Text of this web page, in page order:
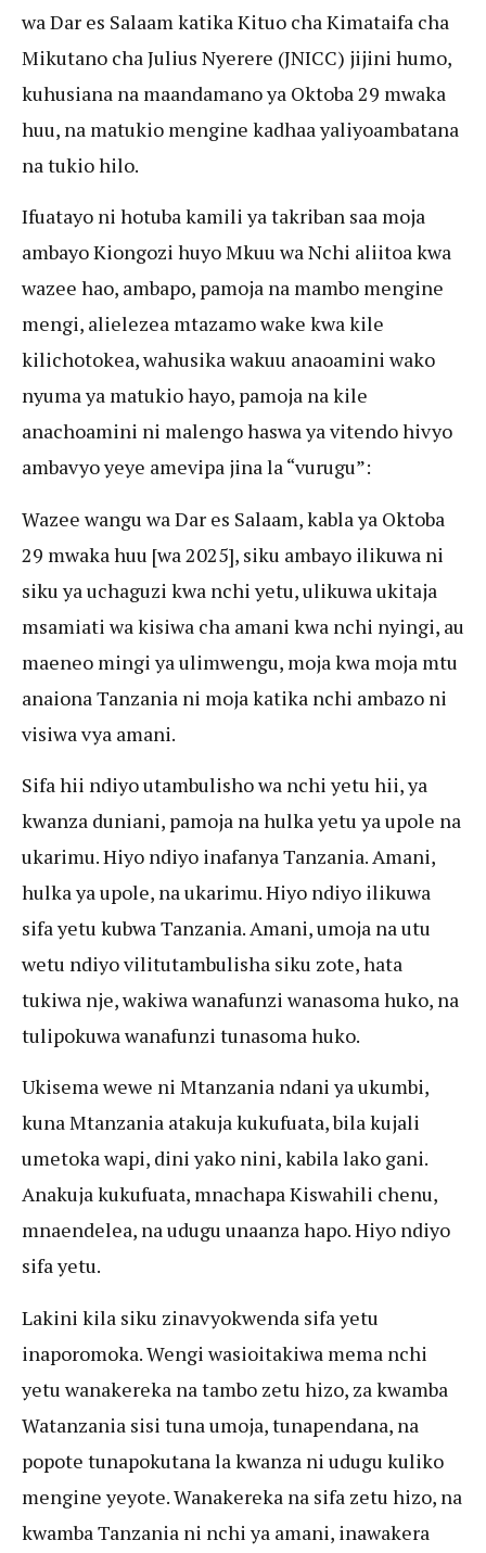
wa Dar es Salaam katika Kituo cha Kimataifa cha
Mikutano cha Julius Nyerere (JNICC) jijini humo,
kuhusiana na maandamano ya Oktoba 29 mwaka
huu, na matukio mengine kadhaa yaliyoambatana
na tukio hilo.
Ifuatayo ni hotuba kamili ya takriban saa moja
ambayo Kiongozi huyo Mkuu wa Nchi aliitoa kwa
wazee hao, ambapo, pamoja na mambo mengine
mengi, alielezea mtazamo wake kwa kile
kilichotokea, wahusika wakuu anaoamini wako
nyuma ya matukio hayo, pamoja na kile
anachoamini ni malengo haswa ya vitendo hivyo
ambavyo yeye amevipa jina la “vurugu”:
Wazee wangu wa Dar es Salaam, kabla ya Oktoba
29 mwaka huu [wa 2025], siku ambayo ilikuwa ni
siku ya uchaguzi kwa nchi yetu, ulikuwa ukitaja
msamiati wa kisiwa cha amani kwa nchi nyingi, au
maeneo mingi ya ulimwengu, moja kwa moja mtu
anaiona Tanzania ni moja katika nchi ambazo ni
visiwa vya amani.
Sifa hii ndiyo utambulisho wa nchi yetu hii, ya
kwanza duniani, pamoja na hulka yetu ya upole na
ukarimu. Hiyo ndiyo inafanya Tanzania. Amani,
hulka ya upole, na ukarimu. Hiyo ndiyo ilikuwa
sifa yetu kubwa Tanzania. Amani, umoja na utu
wetu ndiyo vilitutambulisha siku zote, hata
tukiwa nje, wakiwa wanafunzi wanasoma huko, na
tulipokuwa wanafunzi tunasoma huko.
Ukisema wewe ni Mtanzania ndani ya ukumbi,
kuna Mtanzania atakuja kukufuata, bila kujali
umetoka wapi, dini yako nini, kabila lako gani.
Anakuja kukufuata, mnachapa Kiswahili chenu,
mnaendelea, na udugu unaanza hapo. Hiyo ndiyo
sifa yetu.
Lakini kila siku zinavyokwenda sifa yetu
inaporomoka. Wengi wasioitakiwa mema nchi
yetu wanakereka na tambo zetu hizo, za kwamba
Watanzania sisi tuna umoja, tunapendana, na
popote tunapokutana la kwanza ni udugu kuliko
mengine yeyote. Wanakereka na sifa zetu hizo, na
kwamba Tanzania ni nchi ya amani, inawakera